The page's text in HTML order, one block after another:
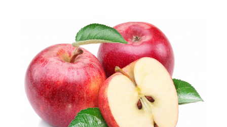
Запомнить меня